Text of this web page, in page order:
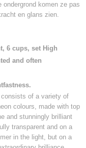
komen ze pas
en glans zien.
6 cups, set High
and often
of a variety of
colours, made with top
and stunningly brilliant
transparent and on a
in the light, but on a